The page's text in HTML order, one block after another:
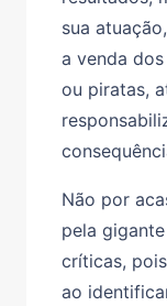
sua
a venda
ou piratas,
Não por
pela
críticas,
ao